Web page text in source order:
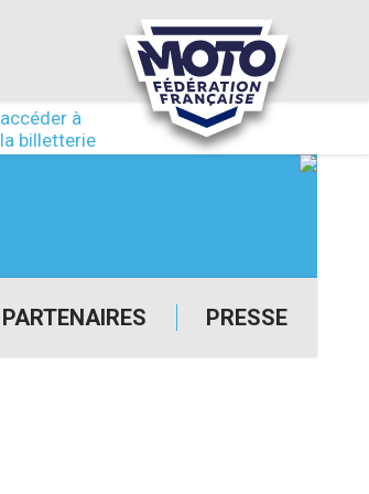
PARTENAIRES PRESSE
accéder à
la billetterie
NEVERS MAGNY-COURS (58)
du 24/09/2026 au 27/09/2026